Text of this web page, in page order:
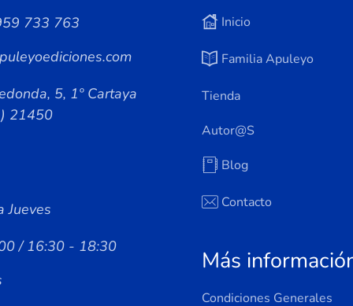
733 763
5, 1º Cartaya
21450
Jueves
/ 16:30 - 18:30
Inicio
Familia Apuleyo
Tienda
Autor@s
Blog
Contacto
Más
Condiciones Generales